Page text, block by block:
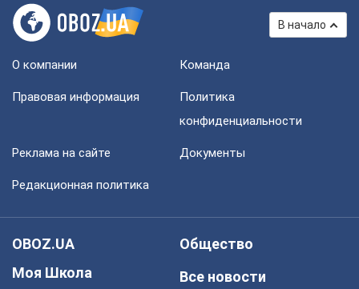
В начало
О компании Команда
Правовая информация
Политика
конфиденциальности
Реклама на сайте Документы
Редакционная политика
OBOZ.UA
Моя Школа
Общество
Все новости